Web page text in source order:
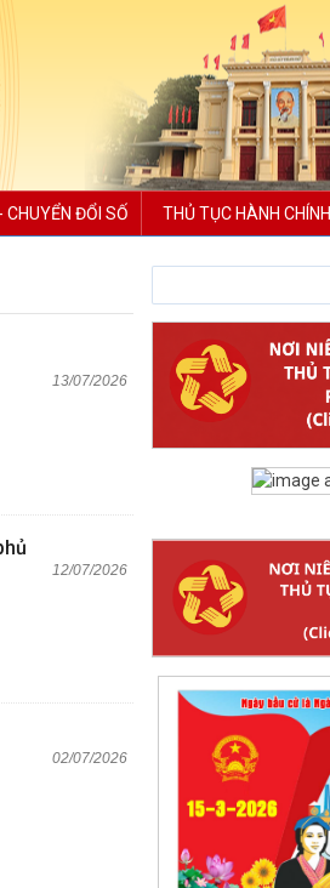
CHUYỂN ĐỔI SỐ THỦ TỤC HÀNH CHÍNH
13/07/2026
12/07/2026
02/07/2026